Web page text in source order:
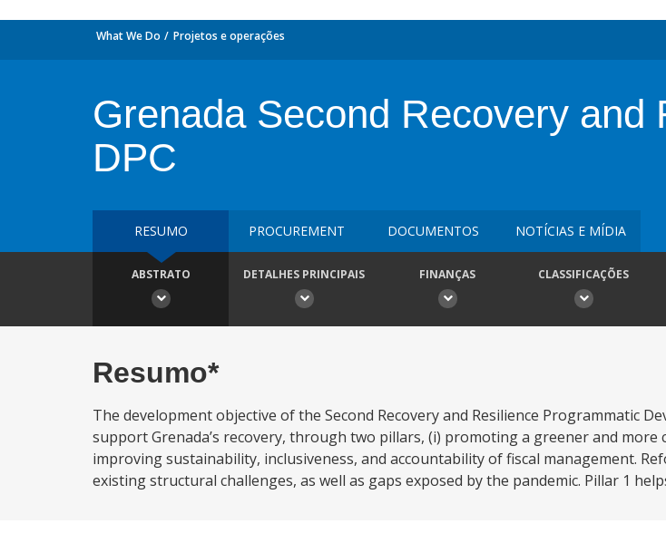
What We Do Projetos e operações
Grenada Second Recovery
DPC
RESUMO PROCUREMENT DOCUMENTOS NOTÍCIAS E MÍDIA
ABSTRATO DETALHES PRINCIPAIS FINANÇAS CLASSIFICAÇÕES
Resumo*
The development objective of the Second Recovery and Resilience Programmatic
support Grenada’s recovery, through two pillars, (i) promoting a greener and more
improving sustainability, inclusiveness, and accountability of fiscal management.
existing structural challenges, as well as gaps exposed by the pandemic. Pillar 1